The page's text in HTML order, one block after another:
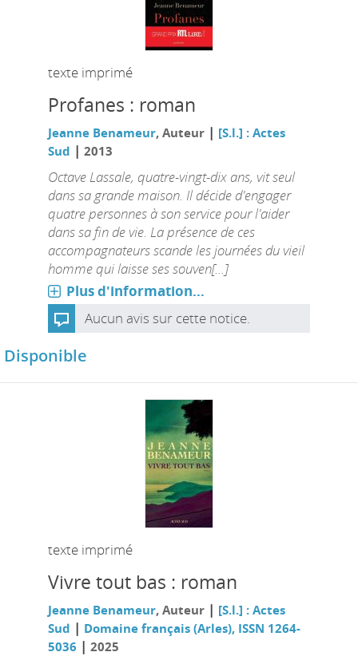
texte imprimé
Profanes : roman
Jeanne Benameur, Auteur | [S.l.] : Actes
Sud | 2013
Octave Lassale, quatre-vingt-dix ans, vit seul
dans sa grande maison. Il décide d'engager
quatre personnes à son service pour l'aider
dans sa fin de vie. La présence de ces
accompagnateurs scande les journées du vieil
homme qui laisse ses souven[...]
Plus d'information...
Aucun avis sur cette notice.
Disponible
texte imprimé
Vivre tout bas : roman
Jeanne Benameur, Auteur | [S.l.] : Actes
Sud | Domaine français (Arles), ISSN 1264-
5036 | 2025